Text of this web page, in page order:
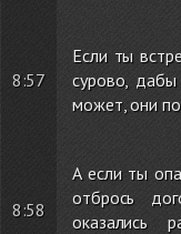
8:57
Если ты
сурово,
может, они
8:58
А если ты
отбрось
оказались